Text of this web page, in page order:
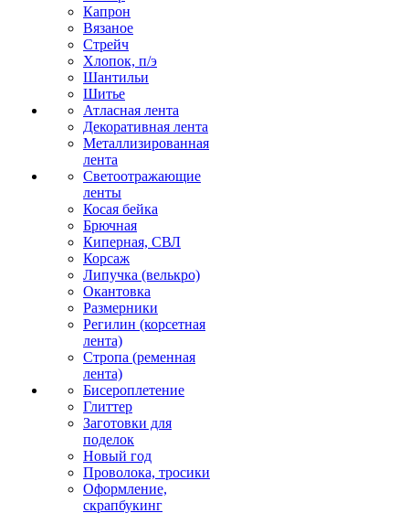
Капрон
Вязаное
Стрейч
Хлопок, п/э
Шантильи
Шитье
Атласная лента
Декоративная лента
Металлизированная
лента
Светоотражающие
ленты
Косая бейка
Брючная
Киперная, СВЛ
Корсаж
Липучка (велькро)
Окантовка
Размерники
Регилин (корсетная
лента)
Стропа (ременная
лента)
Бисероплетение
Глиттер
Заготовки для
поделок
Новый год
Проволока, тросики
Оформление,
скрапбукинг